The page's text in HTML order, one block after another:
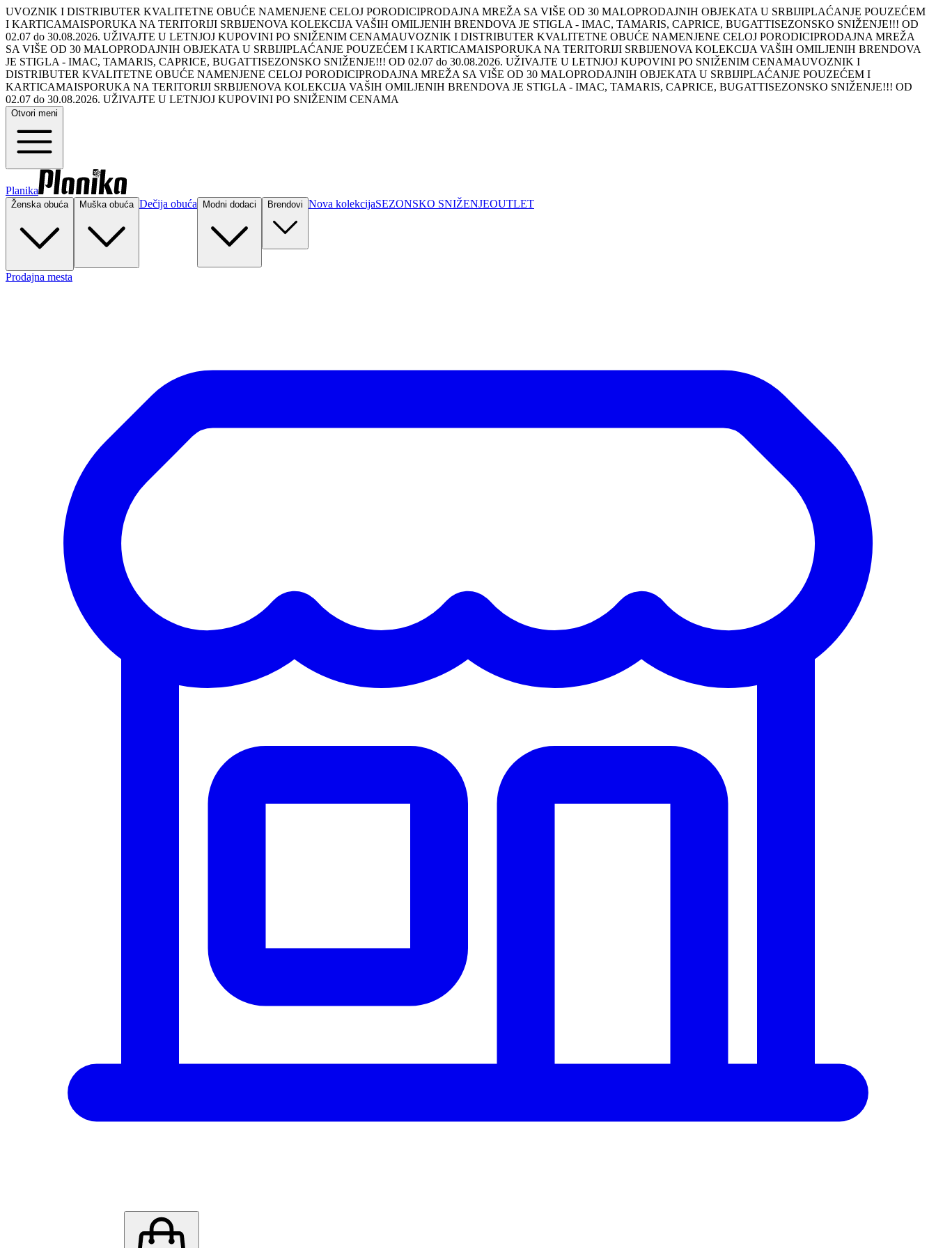
UVOZNIK I DISTRIBUTER KVALITETNE OBUĆE NAMENJENE CELOJ PORODICIPRODAJNA MREŽA SA VIŠE OD 30 MALOPRODAJNIH OBJEKATA U SRBIJIPLAĆANJE POUZEĆEM
I KARTICAMAISPORUKA NA TERITORIJI SRBIJENOVA KOLEKCIJA VAŠIH OMILJENIH BRENDOVA JE STIGLA - IMAC, TAMARIS, CAPRICE, BUGATTISEZONSKO SNIŽENJE!!! OD
02.07 do 30.08.2026. UŽIVAJTE U LETNJOJ KUPOVINI PO SNIŽENIM CENAMAUVOZNIK I DISTRIBUTER KVALITETNE OBUĆE NAMENJENE CELOJ PORODICIPRODAJNA MREŽA
SA VIŠE OD 30 MALOPRODAJNIH OBJEKATA U SRBIJIPLAĆANJE POUZEĆEM I KARTICAMAISPORUKA NA TERITORIJI SRBIJENOVA KOLEKCIJA VAŠIH OMILJENIH BRENDOVA
JE STIGLA - IMAC, TAMARIS, CAPRICE, BUGATTISEZONSKO SNIŽENJE!!! OD 02.07 do 30.08.2026. UŽIVAJTE U LETNJOJ KUPOVINI PO SNIŽENIM CENAMAUVOZNIK I
DISTRIBUTER KVALITETNE OBUĆE NAMENJENE CELOJ PORODICIPRODAJNA MREŽA SA VIŠE OD 30 MALOPRODAJNIH OBJEKATA U SRBIJIPLAĆANJE POUZEĆEM I
KARTICAMAISPORUKA NA TERITORIJI SRBIJENOVA KOLEKCIJA VAŠIH OMILJENIH BRENDOVA JE STIGLA - IMAC, TAMARIS, CAPRICE, BUGATTISEZONSKO SNIŽENJE!!! OD
02.07 do 30.08.2026. UŽIVAJTE U LETNJOJ KUPOVINI PO SNIŽENIM CENAMA
Otvori meni
Planika
Ženska obuća Muška obuća Dečija obuća Modni dodaci Brendovi Nova kolekcijaSEZONSKO SNIŽENJEOUTLET
Prodajna mesta